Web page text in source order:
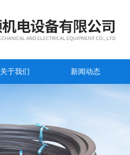
关于我们 新闻动态